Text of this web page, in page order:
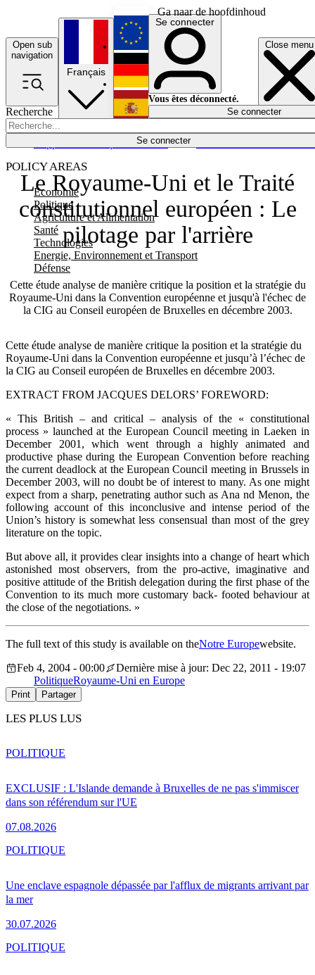
Ga naar de hoofdinhoud
Open sub
navigation
Close menu
Recherche
Se connecter
POLICY AREAS
Economie
Politique
Agriculture et Alimentation
Santé
Technologies
Energie, Environnement et Transport
Défense
Économie
Français
English
Deutsch
Español
Se connecter
Vous êtes déconnecté.
Se connecter
Le Royaume-Uni et le Traité
constitutionnel européen : Le
pilotage par l'arrière
Cette étude analyse de manière critique la position et la stratégie du
Royaume-Uni dans la Convention européenne et jusqu'à l'échec de
la CIG au Conseil européen de Bruxelles en décembre 2003.
Cette étude analyse de manière critique la position et la stratégie du
Royaume-Uni dans la Convention européenne et jusqu’à l’échec de
la CIG au Conseil européen de Bruxelles en décembre 2003.
EXTRACT FROM JACQUES DELORS’ FOREWORD:
« This British – and critical – analysis of the « constitutional
process » launched at the European Council meeting in Laeken in
December 2001, which went through a highly animated and
productive phase during the European Convention before reaching
the current deadlock at the European Council meeting in Brussels in
December 2003, will no doubt be of interest to many. As one might
expect from a sharp, penetrating author such as Ana nd Menon, the
following account of this inconclusive and intense period of the
Union’s history is somewhat less consensual than most of the grey
literature on the topic.
But above all, it provides clear insights into a change of heart which
astonished most observers, from the pro-active, imaginative and
positive attitude of the British delegation during the first phase of the
Convention to its much more customary back- footed behaviour at
the close of the negotiations. »
The full text of this study is available on theNotre Europewebsite.
Feb 4, 2004 - 00:00
Dernière mise à jour: Dec 22, 2011 - 19:07
PolitiqueRoyaume-Uni en Europe
Print Partager
LES PLUS LUS
EXCLUSIF : L'Islande demande à Bruxelles de ne pas s'immiscer
dans son référendum sur l'UE
07.08.2026
POLITIQUE
Une enclave espagnole dépassée par l'afflux de migrants arrivant par
la mer
30.07.2026
POLITIQUE
POLITIQUE